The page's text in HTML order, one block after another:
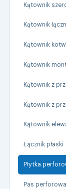
Kątownik
Kątownik
Kątownik
Kątownik
Kątownik z
Kątownik z
Kątownik
Łącznik płaski
Płytka
Pas